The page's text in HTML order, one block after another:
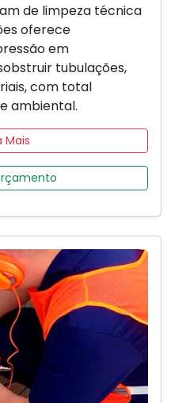
de limpeza técnica
oferece
em
tubulações,
com total
ambiental.
Mais